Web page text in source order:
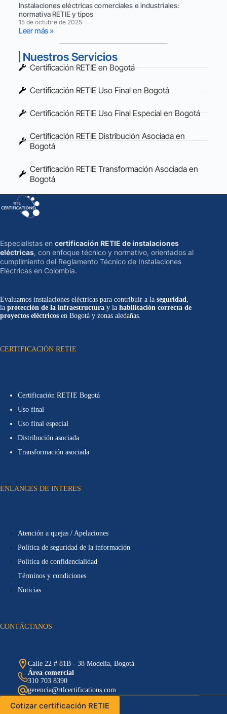
Instalaciones eléctricas comerciales e industriales:
normativa RETIE y tipos
15 de octubre de 2025
Leer más »
Nuestros Servicios
Certificación RETIE en Bogotá
Certificación RETIE Uso Final en Bogotá
Certificación RETIE Uso Final Especial en Bogotá
Certificación RETIE Distribución Asociada en
Bogotá
Certificación RETIE Transformación Asociada en
Bogotá
Especialistas en certificación RETIE de instalaciones
eléctricas, con enfoque técnico y normativo, orientados al
cumplimiento del Reglamento Técnico de Instalaciones
Eléctricas en Colombia.
Evaluamos instalaciones eléctricas para contribuir a la seguridad
la protección de la infraestructura y la habilitación correcta de
proyectos eléctricos en Bogotá y zonas aledañas.
CERTIFICACIÓN RETIE
Certificación RETIE Bogotá
Uso final
Uso final especial
Distribución asociada
Transformación asociada
ENLANCES DE INTERES
Atención a quejas / Apelaciones
Política de seguridad de la información
Política de confidencialidad
Términos y condiciones
Noticias
CONTÁCTANOS
Calle 22 # 81B - 38 Modelia, Bogotá
Área comercial
310 703 8390
gerencia@rtlcertifications.com
Cotizar certificación RETIE